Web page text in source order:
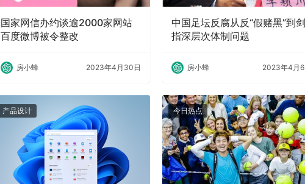
国家网信办约谈逾2000家网站
百度微博被令整改
房小蜂 2023年4月30日
中国足坛反腐从反“假赌黑”到剑
指深层次体制问题
房小蜂 2023年4月
产品设计 今日热点